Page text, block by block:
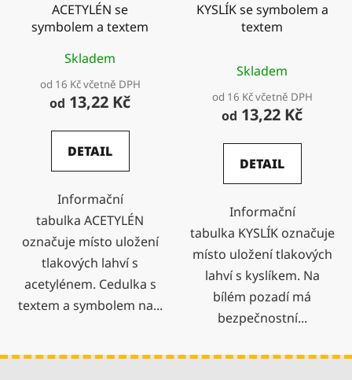
ACETYLÉN se
symbolem a textem
Skladem
od 16 Kč včetně DPH
od 13,22 Kč
DETAIL
Informační
tabulka ACETYLÉN
označuje místo uložení
tlakových lahví s
acetylénem. Cedulka s
textem a symbolem na...
KYSLÍK se symbolem a
textem
hodnocení
produktu
je
5,0
z
5
hvězdiček.
Skladem
od 16 Kč včetně DPH
od 13,22 Kč
DETAIL
Informační
tabulka KYSLÍK označuje
místo uložení tlakových
lahví s kyslíkem. Na
bílém pozadí má
bezpečnostní...